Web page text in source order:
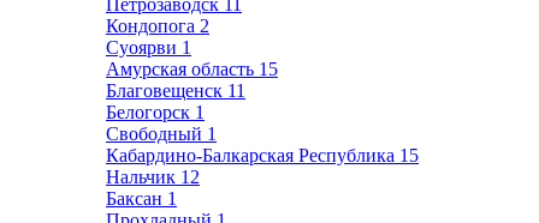
Петрозаводск 11
Кондопога 2
Суоярви 1
Амурская область 15
Благовещенск 11
Белогорск 1
Свободный 1
Кабардино-Балкарская Республика 15
Нальчик 12
Баксан 1